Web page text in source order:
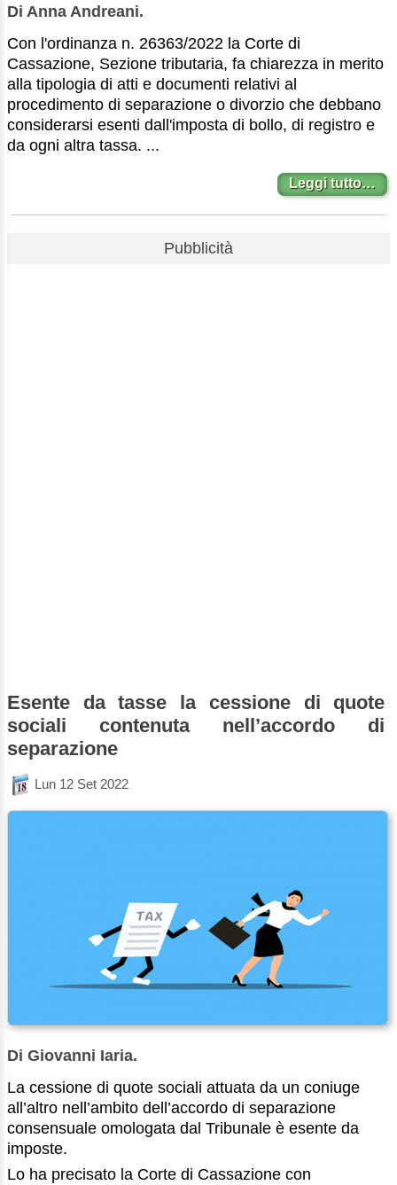
Di Anna Andreani.
Con l'ordinanza n. 26363/2022 la Corte di
Cassazione, Sezione tributaria, fa chiarezza in merito
alla tipologia di atti e documenti relativi al
procedimento di separazione o divorzio che debbano
considerarsi esenti dall'imposta di bollo, di registro e
da ogni altra tassa. ...
Leggi tutto…
Pubblicità
Esente da tasse la cessione di quote
sociali contenuta nell’accordo di
separazione
Lun 12 Set 2022
Di Giovanni Iaria.
La cessione di quote sociali attuata da un coniuge
all’altro nell’ambito dell’accordo di separazione
consensuale omologata dal Tribunale è esente da
imposte.
Lo ha precisato la Corte di Cassazione con